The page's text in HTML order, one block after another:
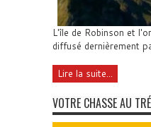
L'île de Robinson et
diffusé dernièrement
Lire la suite...
VOTRE CHASSE AU